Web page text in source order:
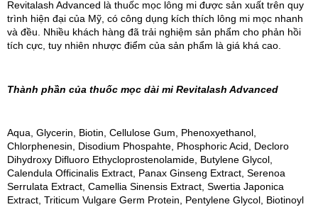
Revitalash Advanced là thuốc mọc lông mi được sản xuất trên quy
trình hiện đại của Mỹ, có công dụng kích thích lông mi mọc nhanh
và đều. Nhiều khách hàng đã trải nghiệm sản phẩm cho phản hồi
tích cực, tuy nhiên nhược điểm của sản phẩm là giá khá cao.
Thành phần của thuốc mọc dài mi Revitalash Advanced
Aqua, Glycerin, Biotin, Cellulose Gum, Phenoxyethanol,
Chlorphenesin, Disodium Phospahte, Phosphoric Acid, Decloro
Dihydroxy Difluoro Ethycloprostenolamide, Butylene Glycol,
Calendula Officinalis Extract, Panax Ginseng Extract, Serenoa
Serrulata Extract, Camellia Sinensis Extract, Swertia Japonica
Extract, Triticum Vulgare Germ Protein, Pentylene Glycol, Biotinoyl